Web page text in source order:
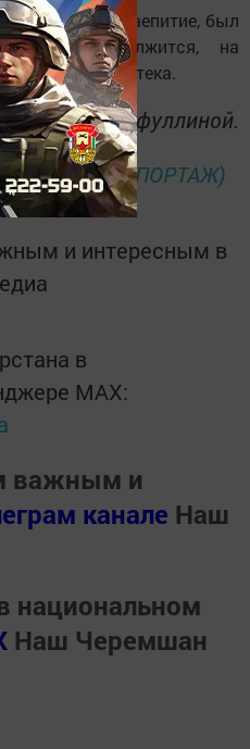
на чаепитие, был
продолжится, на
дискотека.
Шарифуллиной.
мая (ФОТОРЕПОРТАЖ)
и интересным в
в
MАХ:
важным и
канале Наш
национальном
Наш Черемшан